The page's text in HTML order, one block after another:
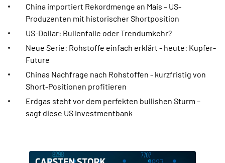
China importiert Rekordmenge an Mais – US-
Produzenten mit historischer Shortposition
US-Dollar: Bullenfalle oder Trendumkehr?
Neue Serie: Rohstoffe einfach erklärt - heute: Kupfer-
Future
Chinas Nachfrage nach Rohstoffen - kurzfristig von
Short-Positionen profitieren
Erdgas steht vor dem perfekten bullishen Sturm –
sagt diese US Investmentbank